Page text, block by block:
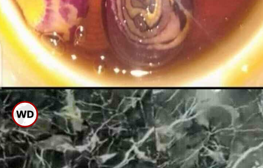
ಇದನ್ನು ಒಂದು ಮಿಕ್ಸಿ ಜಾರಿಗೆ ಹಾಕಿ
ಅರ್ಧಬಟ್ಟಲು ಕೊಬ್ಬರಿ ಎಣ್ಣೆ ಹಾಕಿ